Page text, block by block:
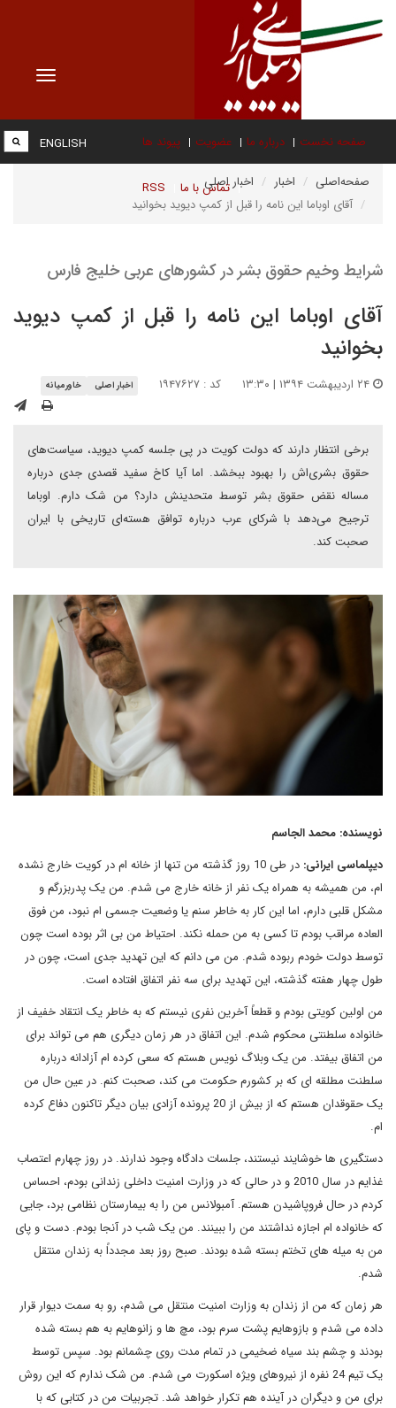
Toggle
صفحه نخست درباره ما عضویت پیوند ها
تماس با ما RSS
ENGLISH
صفحه‌اصلی اخبار
اخبار اصلی
آقای اوباما این نامه را قبل از کمپ دیوید بخوانید
شرایط وخیم حقوق بشر در کشورهای عربی خلیج فارس
آقای اوباما این نامه را قبل از کمپ دیوید
بخوانید
کد : ۱۹۴۷۶۲۷ اخبار اصلی خاورمیانه
برخی انتظار دارند که دولت کویت در پی جلسه کمپ دیوید، سیاست‌های
حقوق بشری‌اش را بهبود ببخشد. اما آیا کاخ سفید قصدی جدی درباره
مساله نقض حقوق بشر توسط متحدینش دارد؟ من شک دارم. اوباما
ترجیح می‌دهد با شرکای عرب درباره توافق هسته‌ای تاریخی با ایران
صحبت کند.
نویسنده: محمد الجاسم
دیپلماسی ایرانی:
در طی 10 روز گذشته من تنها از خانه ام در کویت خارج نشده
ام، من همیشه به همراه یک نفر از خانه خارج می شدم. من یک پدربزرگم و
مشکل قلبی دارم، اما این کار به خاطر سنم یا وضعیت جسمی ام نبود، من فوق
العاده مراقب بودم تا کسی به من حمله نکند. احتیاط من بی اثر بوده است چون
توسط دولت خودم ربوده شدم. من می دانم که این تهدید جدی است، چون در
طول چهار هفته گذشته، این تهدید برای سه نفر اتفاق افتاده است.
من اولین کویتی بودم و قطعاً آخرین نفری نیستم که به خاطر یک انتقاد خفیف از
خانواده سلطنتی محکوم شدم. این اتفاق در هر زمان دیگری هم می تواند برای
من اتفاق بیفتد. من یک وبلاگ نویس هستم که سعی کرده ام آزادانه درباره
سلطنت مطلقه ای که بر کشورم حکومت می کند، صحبت کنم. در عین حال من
یک حقوقدان هستم که از بیش از 20 پرونده آزادی بیان دیگر تاکنون دفاع کرده
ام.
دستگیری ها خوشایند نیستند، جلسات دادگاه وجود ندارند. در روز چهارم اعتصاب
غذایم در سال 2010 و در حالی که در وزارت امنیت داخلی زندانی بودم، احساس
کردم در حال فروپاشیدن هستم. آمبولانس من را به بیمارستان نظامی برد، جایی
که خانواده ام اجازه نداشتند من را ببینند. من یک شب در آنجا بودم. دست و پای
من به میله های تختم بسته شده بودند. صبح روز بعد مجدداً به زندان منتقل
شدم.
هر زمان که من از زندان به وزارت امنیت منتقل می شدم، رو به سمت دیوار قرار
داده می شدم و بازوهایم پشت سرم بود، مچ ها و زانوهایم به هم بسته شده
بودند و چشم بند سیاه ضخیمی در تمام مدت روی چشمانم بود. سپس توسط
یک تیم 24 نفره از نیروهای ویژه اسکورت می شدم. من شک ندارم که این روش
برای من و دیگران در آینده هم تکرار خواهد شد. تجربیات من در کتابی که با